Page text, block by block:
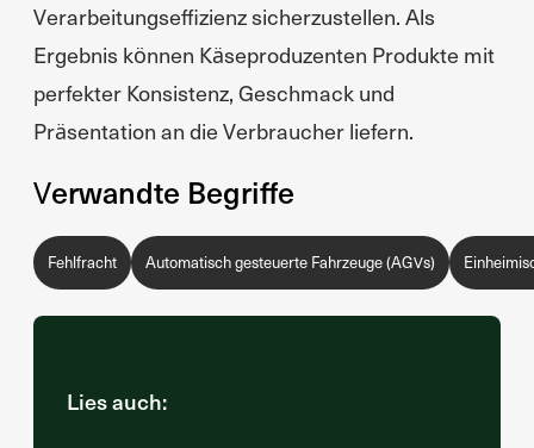
Verarbeitungseffizienz sicherzustellen. Als
Ergebnis können Käseproduzenten Produkte mit
perfekter Konsistenz, Geschmack und
Präsentation an die Verbraucher liefern.
Verwandte Begriffe
Fehlfracht Automatisch gesteuerte Fahrzeuge (AGVs)
Lies auch: